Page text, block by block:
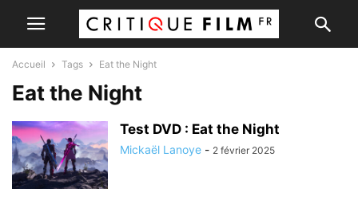
Accueil Tags Eat the Night
Eat the Night
Test DVD : Eat the Night
Mickaël Lanoye - 2 février 2025